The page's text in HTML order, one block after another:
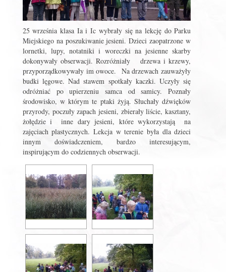
25 września klasa Ia i Ic wybrały się na lekcję do Parku
Miejskiego na poszukiwanie jesieni. Dzieci zaopatrzone w
lornetki, lupy, notatniki i woreczki na jesienne skarby
dokonywały obserwacji. Rozróżniały drzewa i krzewy,
przyporządkowywały im owoce. Na drzewach zauważyły
budki lęgowe. Nad stawem spotkały kaczki. Uczyły się
odróżniać po upierzeniu samca od samicy. Poznały
środowisko, w którym te ptaki żyją. Słuchały dźwięków
przyrody, poczuły zapach jesieni, zbierały liście, kasztany,
żołędzie i inne dary jesieni, które wykorzystają na
zajęciach plastycznych. Lekcja w terenie była dla dzieci
innym doświadczeniem, bardzo interesującym,
inspirującym do codziennych obserwacji.